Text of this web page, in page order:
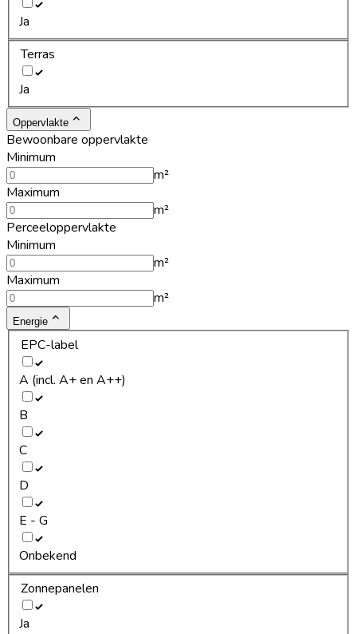
Ja
Terras
Ja
Oppervlakte
Bewoonbare oppervlakte
Minimum
m²
Maximum
m²
Perceeloppervlakte
Minimum
m²
Maximum
m²
Energie
EPC-label
A (incl. A+ en A++)
B
C
D
E - G
Onbekend
Zonnepanelen
Ja